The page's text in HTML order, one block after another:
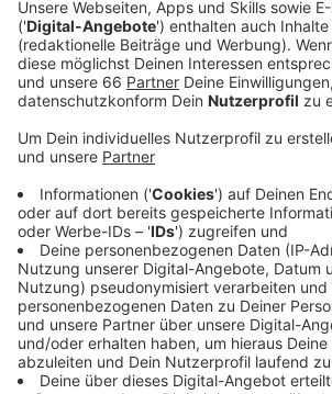
Anzeige
Der Sozialwissenschaftler Heiko
übernehmen. Er beschäftigt sich in
Forschungen unter anderem mit
Anzeige
Beyer für 3 Jahre als
Anzeige